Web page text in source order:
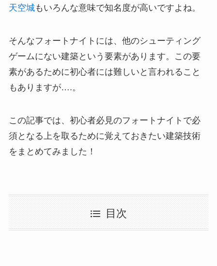
天空城もいろんな意味で知名度が高いですよね。
そんなフォートナイトには、他のシューティング
ゲームにない建築という要素があります。この要
素があるために初心者には難しいと言われること
もありますが….。
この記事では、初心者必見のフォートナイトで必
須となる上を取るために覚えておきたい建築技術
をまとめてみました！
目次